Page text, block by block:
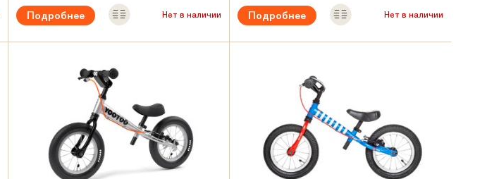
Подробнее Нет в наличии
Рекомендуемый возраст:от 2 лет
Материал рамы:Сталь
Подробнее Нет в наличии
Рекомендуемый возраст:от 2 лет